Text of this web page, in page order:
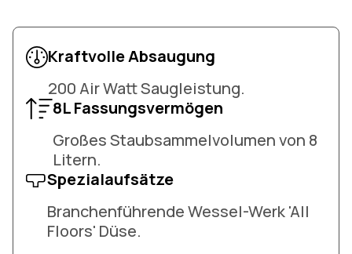
Kraftvolle Absaugung
200 Air Watt Saugleistung.
8L Fassungsvermögen
Großes Staubsammelvolumen von 8
Litern.
Spezialaufsätze
Branchenführende Wessel-Werk 'All
Floors' Düse.